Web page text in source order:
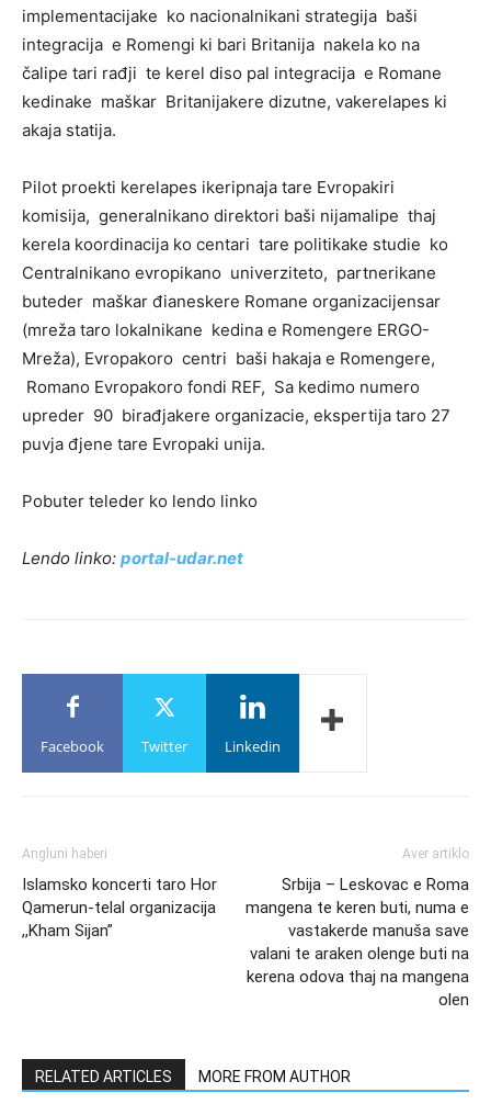
implementacijake ko nacionalnikani strategija baši
integracija e Romengi ki bari Britanija nakela ko na
čalipe tari rađji te kerel diso pal integracija e Romane
kedinake maškar Britanijakere dizutne, vakerelapes ki
akaja statija.
Pilot proekti kerelapes ikeripnaja tare Evropakiri
komisija, generalnikano direktori baši nijamalipe thaj
kerela koordinacija ko centari tare politikake studie ko
Centralnikano evropikano univerziteto, partnerikane
buteder maškar đianeskere Romane organizacijensar
(mreža taro lokalnikane kedina e Romengere ERGO-
Mreža), Evropakoro centri baši hakaja e Romengere,
Romano Evropakoro fondi REF, Sa kedimo numero
upreder 90 birađjakere organizacie, ekspertija taro 27
puvja đjene tare Evropaki unija.
Pobuter teleder ko lendo linko
Lendo linko: portal-udar.net
Facebook Twitter Linkedin
Angluni haberi
Islamsko koncerti taro Hor
Qamerun-telal organizacija
,,Kham Sijan”
Aver artiklo
Srbija – Leskovac e Roma
mangena te keren buti, numa e
vastakerde manuša save
valani te araken olenge buti na
kerena odova thaj na mangena
olen
RELATED ARTICLES MORE FROM AUTHOR